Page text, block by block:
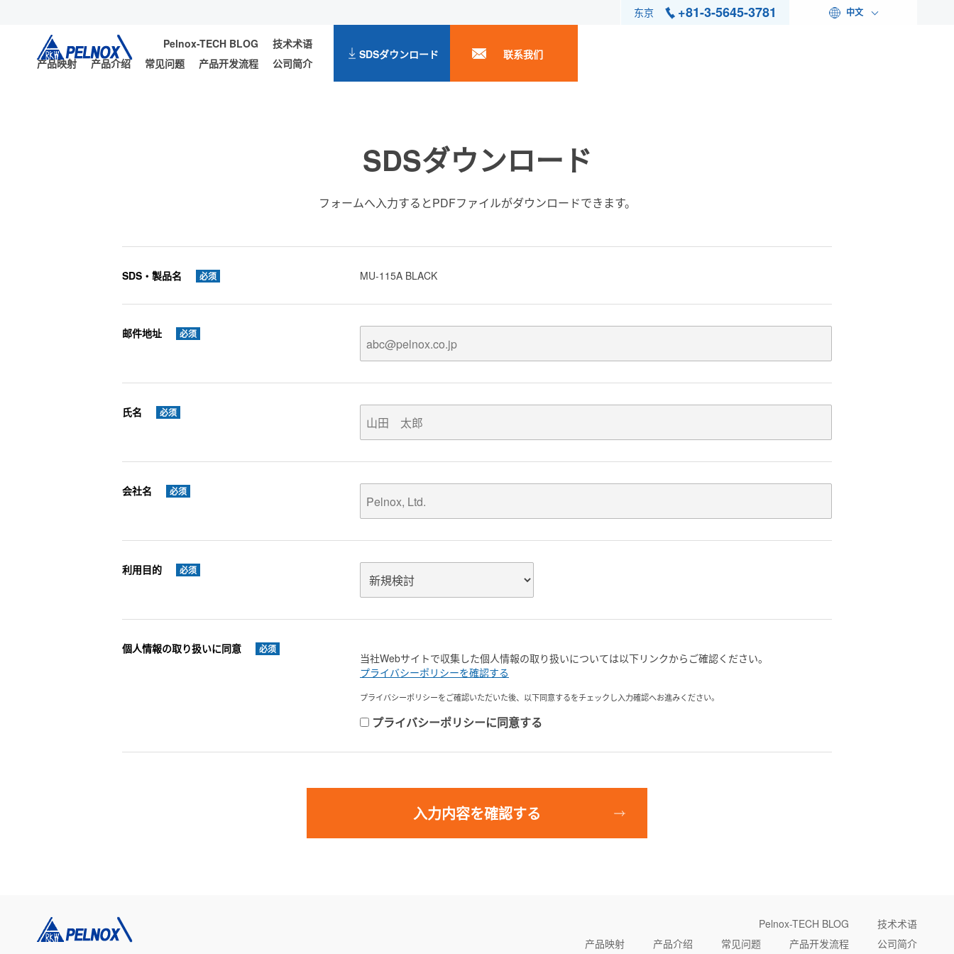
东京 +81-3-5645-3781 中文
Pelnox-TECH BLOG
技术术语
产品映射
产品介绍 常见问题 产品开发流程 公司简介
SDSダウンロード 联系我们
SDSダウンロード
フォームへ入力するとPDFファイルがダウンロードできます。
SDS・製品名 必须 MU-115A BLACK
邮件地址 必须
氏名 必须
会社名 必须
利用目的 必须
個人情報の取り扱いに同意 必须
当社Webサイトで収集した個人情報の取り扱いについては以下リンクからご確認ください。
プライバシーポリシーを確認する
プライバシーポリシーをご確認いただいた後、以下同意するをチェックし入力確認へお進みください。
プライバシーポリシーに同意する
入力内容を確認する
Pelnox-TECH BLOG
技术术语
产品映射
产品介绍 常见问题 产品开发流程 公司简介